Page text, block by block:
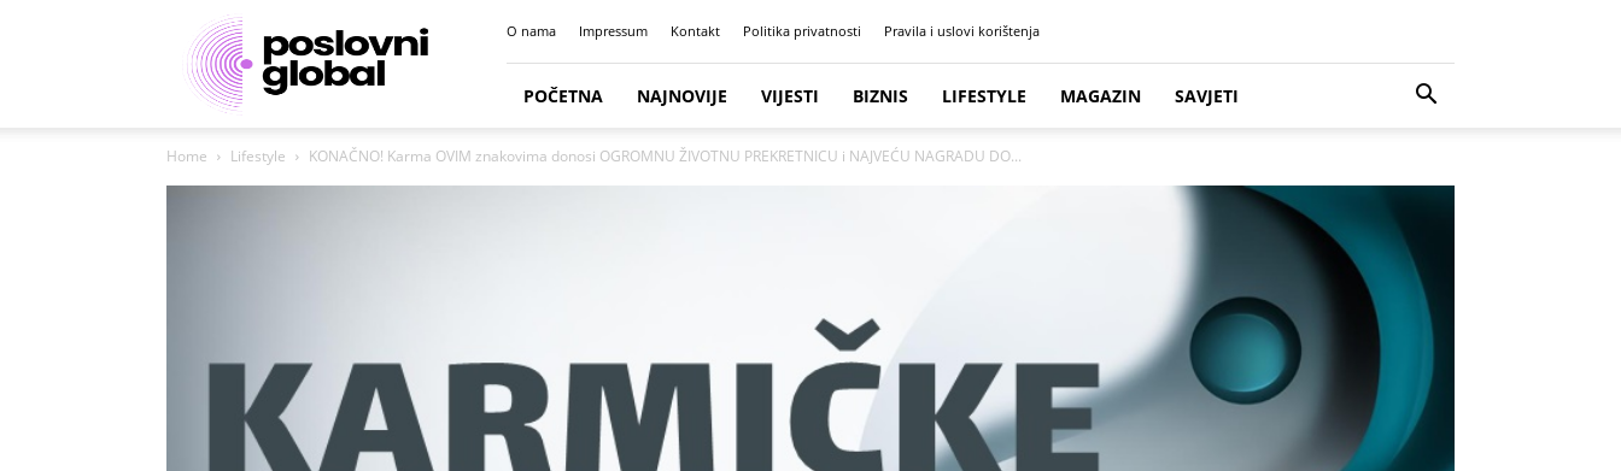
Poslovni
portal
O nama Impressum Kontakt Politika privatnosti Pravila i uslovi korištenja
POČETNA NAJNOVIJE VIJESTI BIZNIS LIFESTYLE MAGAZIN SAVJETI
Home Lifestyle KONAČNO! Karma OVIM znakovima donosi OGROMNU ŽIVOTNU PREKRETNICU i NAJVEĆU NAGRADU DO...